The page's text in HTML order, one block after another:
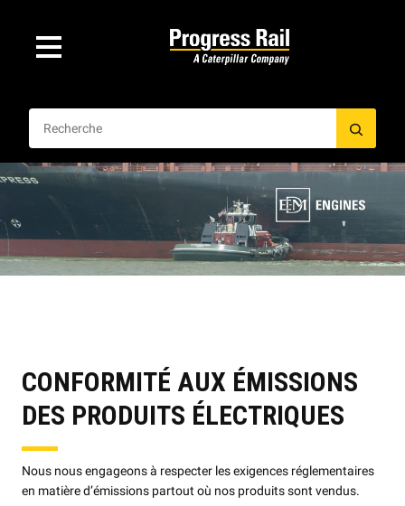
CONFORMITÉ AUX ÉMISSIONS
DES PRODUITS ÉLECTRIQUES
Nous nous engageons à respecter les exigences réglementaires
en matière d’émissions partout où nos produits sont vendus.